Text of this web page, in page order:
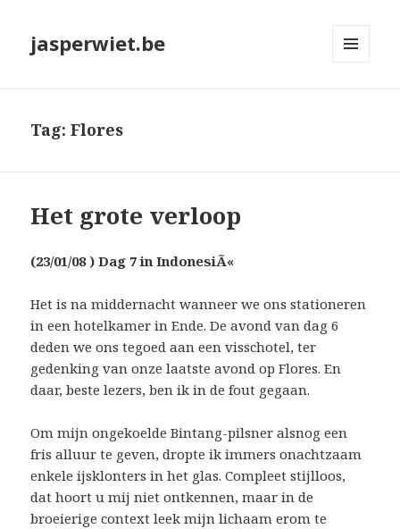
jasperwiet.be
Tag:Flores
Het grote verloop
(23/01/08 ) Dag 7 in IndonesiÃ«
Het is na middernacht wanneer we ons stationeren
in een hotelkamer in Ende. De avond van dag 6
deden we ons tegoed aan een visschotel, ter
gedenking van onze laatste avond op Flores. En
daar, beste lezers, ben ik in de fout gegaan.
Om mijn ongekoelde Bintang-pilsner alsnog een
fris alluur te geven, dropte ik immers onachtzaam
enkele ijsklonters in het glas. Compleet stijlloos,
dat hoort u mij niet ontkennen, maar in de
broeierige context leek mijn lichaam erom te